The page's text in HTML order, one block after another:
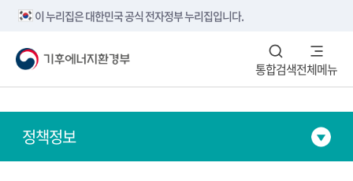
이 누리집은 대한민국 공식 전자정부 누리집입니다.
통합검색전체메뉴
정책정보